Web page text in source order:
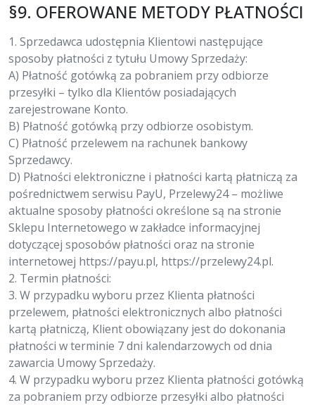
§9. OFEROWANE METODY PŁATNOŚCI
1. Sprzedawca udostępnia Klientowi następujące
sposoby płatności z tytułu Umowy Sprzedaży:
A) Płatność gotówką za pobraniem przy odbiorze
przesyłki – tylko dla Klientów posiadających
zarejestrowane Konto.
B) Płatność gotówką przy odbiorze osobistym.
C) Płatność przelewem na rachunek bankowy
Sprzedawcy.
D) Płatności elektroniczne i płatności kartą płatniczą za
pośrednictwem serwisu PayU, Przelewy24 – możliwe
aktualne sposoby płatności określone są na stronie
Sklepu Internetowego w zakładce informacyjnej
dotyczącej sposobów płatności oraz na stronie
internetowej https://payu.pl, https://przelewy24.pl.
2. Termin płatności:
3. W przypadku wyboru przez Klienta płatności
przelewem, płatności elektronicznych albo płatności
kartą płatniczą, Klient obowiązany jest do dokonania
płatności w terminie 7 dni kalendarzowych od dnia
zawarcia Umowy Sprzedaży.
4. W przypadku wyboru przez Klienta płatności gotówką
za pobraniem przy odbiorze przesyłki albo płatności